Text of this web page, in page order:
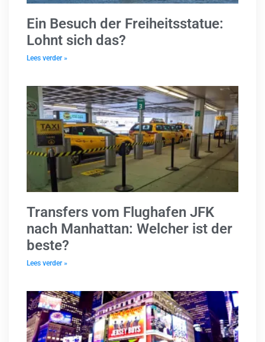
Ein Besuch der Freiheitsstatue:
Lohnt sich das?
Lees verder »
Transfers vom Flughafen JFK
nach Manhattan: Welcher ist der
beste?
Lees verder »